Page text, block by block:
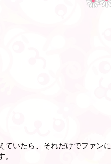
ていたら、それだけでファンに